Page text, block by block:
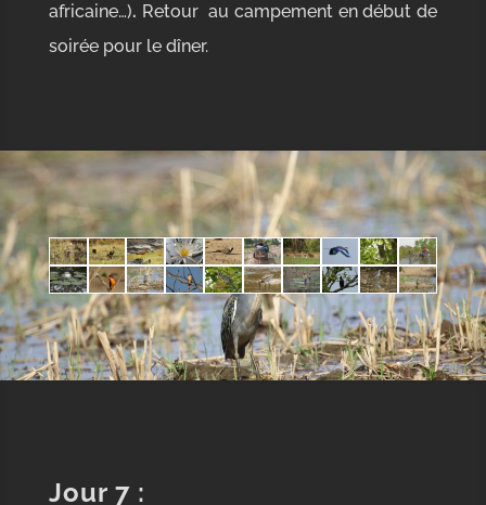
africaine…). Retour au campement en début de
soirée pour le dîner.
Jour 7 :